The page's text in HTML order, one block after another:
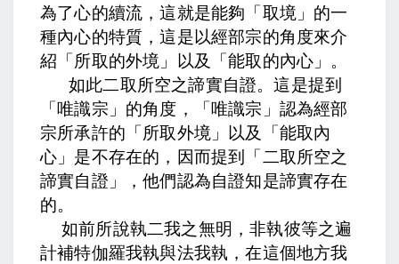
為了心的續流，這就是能夠「取境」的一
種內心的特質，這是以經部宗的角度來介
紹「所取的外境」以及「能取的內心」。
如此二取所空之諦實自證。這是提到
「唯識宗」的角度，「唯識宗」認為經部
宗所承許的「所取外境」以及「能取內
心」是不存在的，因而提到「二取所空之
諦實自證」，他們認為自證知是諦實存在
的。
如前所說執二我之無明，非執彼等之遍
計補特伽羅我執與法我執，在這個地方我